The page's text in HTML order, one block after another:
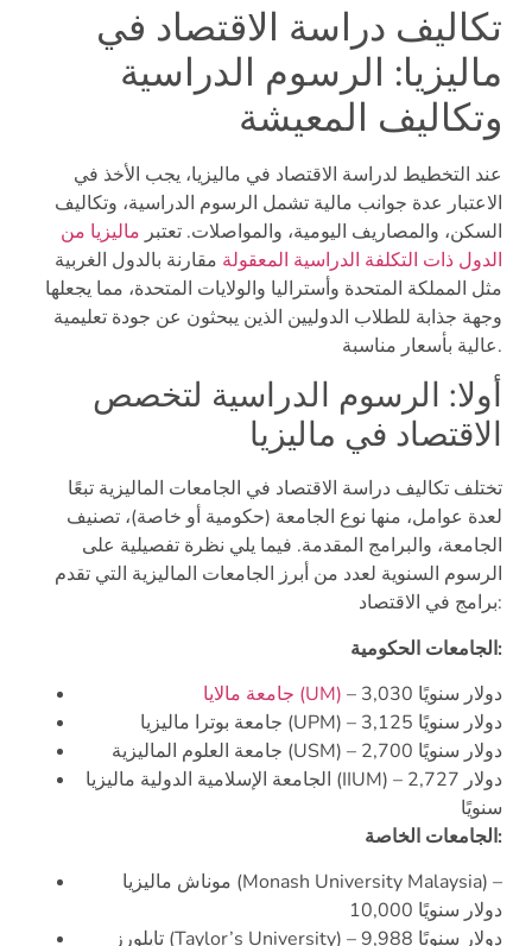
تكاليف دراسة الاقتصاد في
ماليزيا: الرسوم الدراسية
وتكاليف المعيشة
عند التخطيط لدراسة الاقتصاد في ماليزيا، يجب الأخذ في
الاعتبار عدة جوانب مالية تشمل الرسوم الدراسية، وتكاليف
السكن، والمصاريف اليومية، والمواصلات. تعتبر ماليزيا من
الدول ذات التكلفة الدراسية المعقولة مقارنة بالدول الغربية
مثل المملكة المتحدة وأستراليا والولايات المتحدة، مما يجعلها
وجهة جذابة للطلاب الدوليين الذين يبحثون عن جودة تعليمية
عالية بأسعار مناسبة.
أولا: الرسوم الدراسية لتخصص
الاقتصاد في ماليزيا
تختلف تكاليف دراسة الاقتصاد في الجامعات الماليزية تبعًا
لعدة عوامل، منها نوع الجامعة (حكومية أو خاصة)، تصنيف
الجامعة، والبرامج المقدمة. فيما يلي نظرة تفصيلية على
الرسوم السنوية لعدد من أبرز الجامعات الماليزية التي تقدم
برامج في الاقتصاد:
الجامعات الحكومية:
جامعة مالايا (UM)
– 3,030 دولار سنويًا
جامعة بوترا ماليزيا (UPM) – 3,125 دولار سنويًا
جامعة العلوم الماليزية (USM) – 2,700 دولار سنويًا
الجامعة الإسلامية الدولية ماليزيا (IIUM) – 2,727 دولار
سنويًا
الجامعات الخاصة:
موناش ماليزيا (Monash University Malaysia) –
10,000 دولار سنويًا
تايلورز (Taylor’s University) – 9,988 دولار سنويًا